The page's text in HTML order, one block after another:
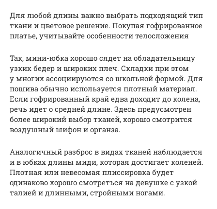
Для любой длины важно выбрать подходящий тип
ткани и цветовое решение. Покупая гофрированное
платье, учитывайте особенности телосложения
Так, мини-юбка хорошо сядет на обладательницу
узких бедер и широких плеч. Складки при этом
у многих ассоциируются со школьной формой. Для
пошива обычно используется плотный материал.
Если гофрированный край едва доходит до колена,
речь идет о средней длине. Здесь предусмотрен
более широкий выбор тканей, хорошо смотрится
воздушный шифон и органза.
Аналогичный разброс в видах тканей наблюдается
и в юбках длины миди, которая достигает коленей.
Плотная или невесомая плиссировка будет
одинаково хорошо смотреться на девушке с узкой
талией и длинными, стройными ногами.